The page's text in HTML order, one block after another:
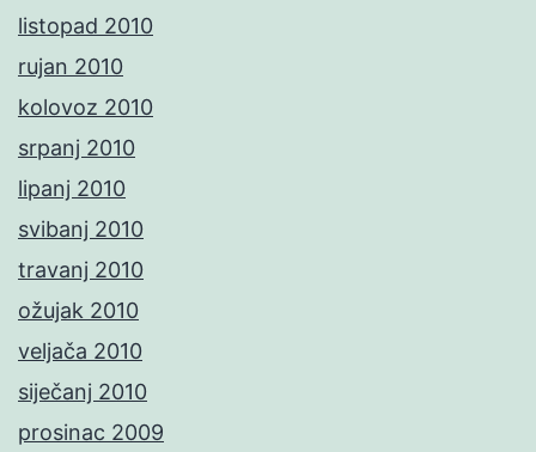
listopad 2010
rujan 2010
kolovoz 2010
srpanj 2010
lipanj 2010
svibanj 2010
travanj 2010
ožujak 2010
veljača 2010
siječanj 2010
prosinac 2009